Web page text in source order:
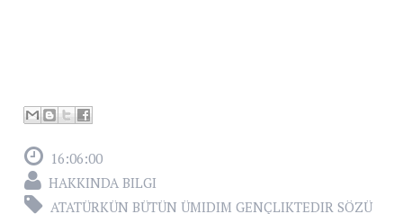
16:06:00
HAKKINDA BILGI
ATATÜRKÜN BÜTÜN ÜMIDIM GENÇLIKTEDIR SÖZÜ